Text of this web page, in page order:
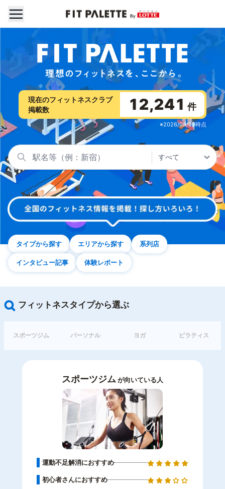
FIT PALETTE 理想のフィットネスを、ここから。
現在のフィットネスクラブ
掲載数
12,241 件
※2026/08/09時点
タイプから探す エリアから探す 系列店
インタビュー記事 体験レポート
フィットネスタイプから選ぶ
スポーツジム パーソナル ヨガ ピラティス
スポーツジムが向いている人
運動不足解消におすすめ
初心者さんにおすすめ